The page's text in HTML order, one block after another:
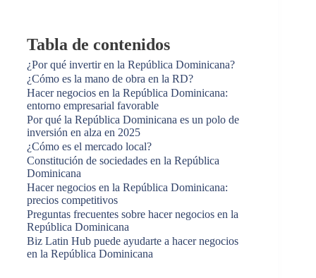
Tabla de contenidos
¿Por qué invertir en la República Dominicana?
¿Cómo es la mano de obra en la RD?
Hacer negocios en la República Dominicana:
entorno empresarial favorable
Por qué la República Dominicana es un polo de
inversión en alza en 2025
¿Cómo es el mercado local?
Constitución de sociedades en la República
Dominicana
Hacer negocios en la República Dominicana:
precios competitivos
Preguntas frecuentes sobre hacer negocios en la
República Dominicana
Biz Latin Hub puede ayudarte a hacer negocios
en la República Dominicana